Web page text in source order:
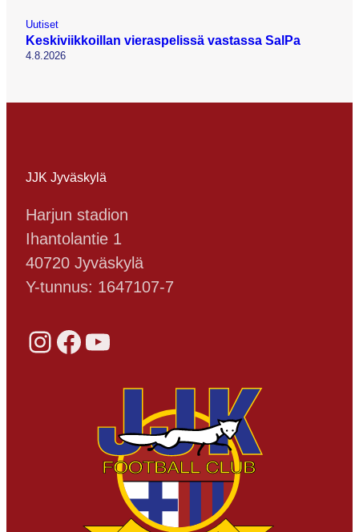
Uutiset
Keskiviikkoillan vieraspelissä vastassa SalPa
4.8.2026
JJK Jyväskylä
Harjun stadion
Ihantolantie 1
40720 Jyväskylä
Y-tunnus: 1647107-7
Instagram Facebook YouTube